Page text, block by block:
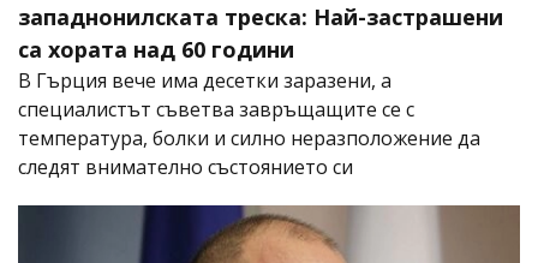
западнонилската треска: Най-застрашени
са хората над 60 години
В Гърция вече има десетки заразени, а
специалистът съветва завръщащите се с
температура, болки и силно неразположение да
следят внимателно състоянието си